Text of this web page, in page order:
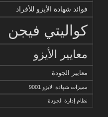
فوائد شهادة الأيزو للأفراد
كواليتي فيجن
معايير الأيزو
معايير الجودة
مميزات شهادة الايزو 9001
نظام إدارة الجودة